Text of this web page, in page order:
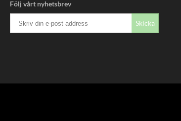
Följ vårt nyhetsbrev
Skicka